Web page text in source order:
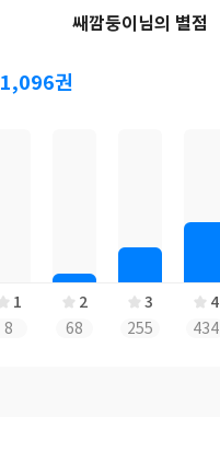
쌔깜둥이님의 별점
1,096권
1
8
2
68
3
255
4
434